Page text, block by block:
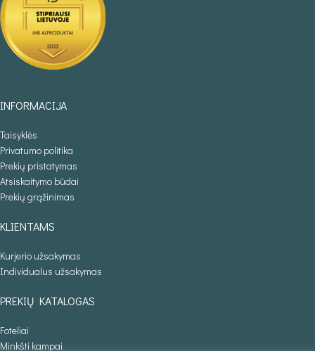
INFORMACIJA
Taisyklės
Privatumo politika
Prekių pristatymas
Atsiskaitymo būdai
Prekių grąžinimas
KLIENTAMS
Kurjerio užsakymas
Individualus užsakymas
PREKIŲ KATALOGAS
Foteliai
Minkšti kampai